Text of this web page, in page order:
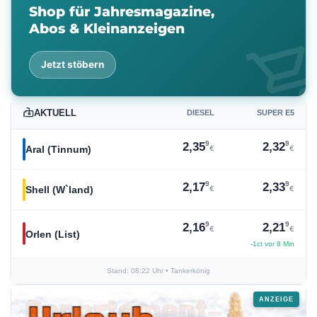
Shop für Jahresmagazine,
Abos & Kleinanzeigen
Jetzt stöbern
AKTUELL DIESEL SUPER E5
Aral (Tinnum) 2,359
€ 2,329
€
Shell (W`land) 2,179
€ 2,339
€
Orlen (List) 2,169
€ 2,219
€
-1ct vor 8 Min
Stand: 08:22 Uhr • Tankerkönig